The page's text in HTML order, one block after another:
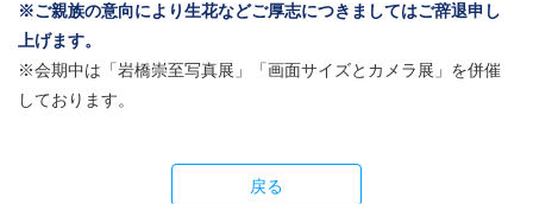
※ご親族の意向により生花などご厚志につきましてはご辞退申し
上げます。
※会期中は「岩橋崇至写真展」「画面サイズとカメラ展」を併催
しております。
戻る